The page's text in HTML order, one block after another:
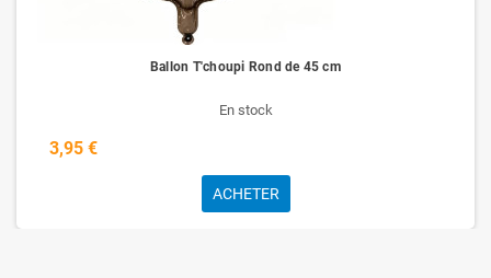
Ballon T'choupi Rond de 45 cm
En stock
3,95 €
ACHETER